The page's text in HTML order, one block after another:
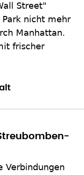
Street"
nicht mehr
Manhattan.
frischer
Verbindungen